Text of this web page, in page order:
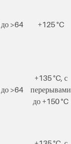
до >64 +125 °C
до >64
+135 °C, с
перерывами
до +150 °C